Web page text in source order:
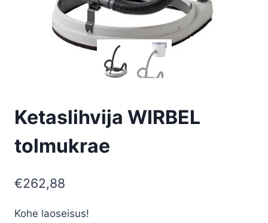
Ketaslihvija WIRBEL
tolmukrae
€262,88
Kohe laoseisus!